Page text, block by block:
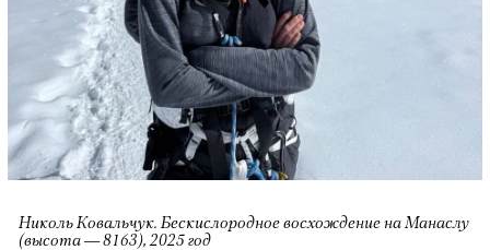
Николь Ковальчук. Бескислородное восхождение на Манаслу
(высота — 8163), 2025 год